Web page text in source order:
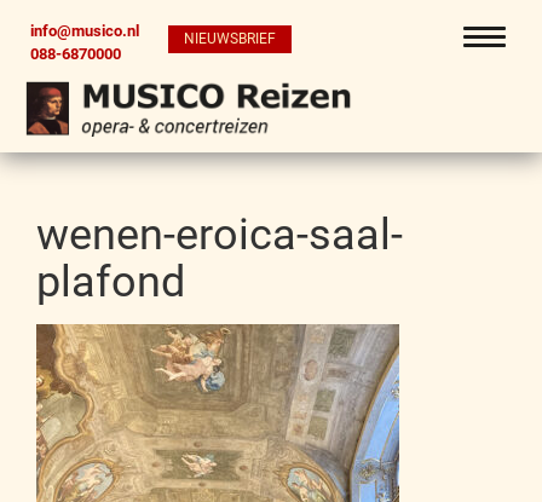
info@musico.nl
088-6870000
NIEUWSBRIEF
wenen-eroica-saal-
plafond